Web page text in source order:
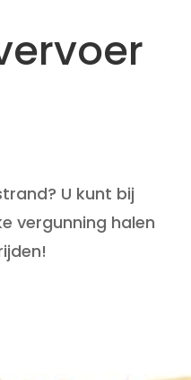
U kunt bij
vergunning halen